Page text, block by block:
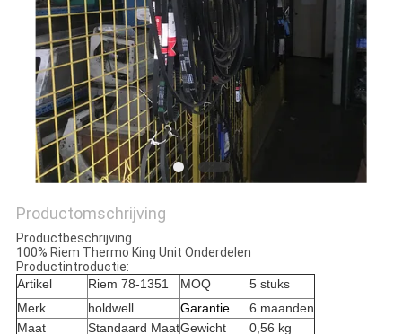
Productomschrijving
Productbeschrijving
100% Riem Thermo King Unit Onderdelen
Productintroductie:
Artikel
Riem 78-1351 MOQ
5 stuks
Merk
holdwell Garantie
6 maanden
Maat
Standaard MaatGewicht
0,56 kg